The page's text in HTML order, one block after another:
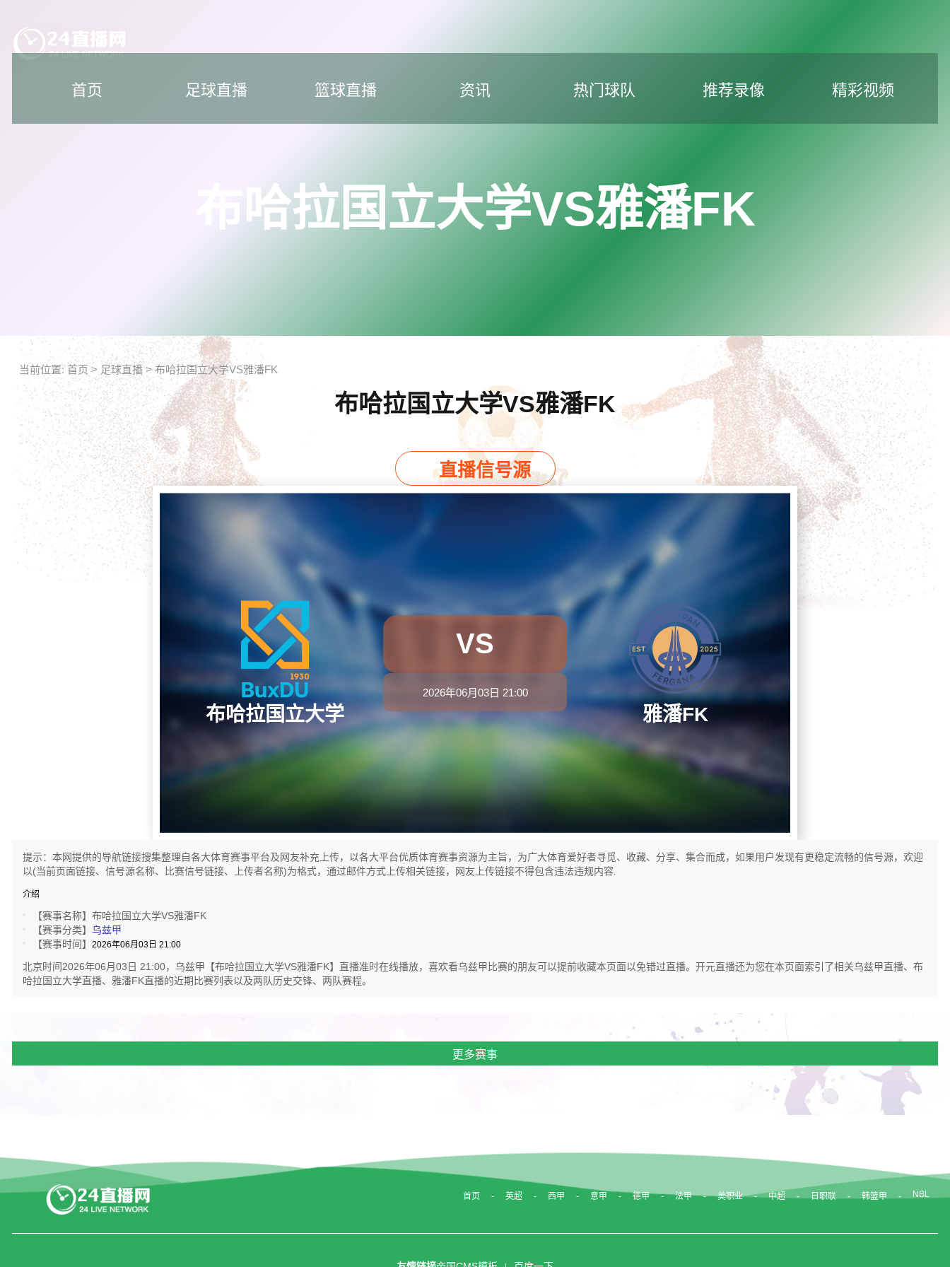
首页 足球直播 篮球直播 资讯 热门球队 推荐录像 精彩视频
布哈拉国立大学VS雅潘FK
当前位置: 首页 > 足球直播>布哈拉国立大学VS雅潘FK
布哈拉国立大学VS雅潘FK
直播信号源
布哈拉国立大学
VS
2026年06月03日 21:00
雅潘FK
提示：本网提供的导航链接搜集整理自各大体育赛事平台及网友补充上传，以各大平台优质体育赛事资源为主旨，为广大体育爱好者寻觅、收藏、分享、集合而成，如果用户发现有更稳定流畅的信号源，欢迎
以(当前页面链接、信号源名称、比赛信号链接、上传者名称)为格式，通过邮件方式上传相关链接，网友上传链接不得包含违法违规内容.
介绍
【赛事名称】 布哈拉国立大学VS雅潘FK
【赛事分类】 乌兹甲
【赛事时间】 2026年06月03日 21:00
北京时间2026年06月03日 21:00，乌兹甲【布哈拉国立大学VS雅潘FK】直播准时在线播放，喜欢看乌兹甲比赛的朋友可以提前收藏本页面以免错过直播。开元直播还为您在本页面索引了相关乌兹甲直播、布
哈拉国立大学直播、雅潘FK直播的近期比赛列表以及两队历史交锋、两队赛程。
更多赛事
首页 英超 西甲 意甲 德甲 法甲 美职业 中超 日职联 韩篮甲 NBL